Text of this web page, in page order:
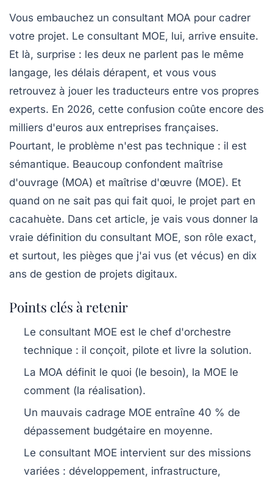
Vous embauchez un consultant MOA pour cadrer
votre projet. Le consultant MOE, lui, arrive ensuite.
Et là, surprise : les deux ne parlent pas le même
langage, les délais dérapent, et vous vous
retrouvez à jouer les traducteurs entre vos propres
experts. En 2026, cette confusion coûte encore des
milliers d'euros aux entreprises françaises.
Pourtant, le problème n'est pas technique : il est
sémantique. Beaucoup confondent maîtrise
d'ouvrage (MOA) et maîtrise d'œuvre (MOE). Et
quand on ne sait pas qui fait quoi, le projet part en
cacahuète. Dans cet article, je vais vous donner la
vraie définition du consultant MOE, son rôle exact,
et surtout, les pièges que j'ai vus (et vécus) en dix
ans de gestion de projets digitaux.
Points clés à retenir
Le consultant MOE est le chef d'orchestre
technique : il conçoit, pilote et livre la solution.
La MOA définit le quoi (le besoin), la MOE le
comment (la réalisation).
Un mauvais cadrage MOE entraîne 40 % de
dépassement budgétaire en moyenne.
Le consultant MOE intervient sur des missions
variées : développement, infrastructure,